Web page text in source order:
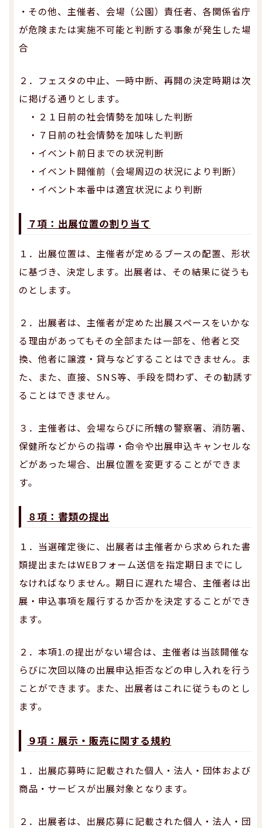
・その他、主催者、会場（公園）責任者、各関係省庁
が危険または実施不可能と判断する事象が発生した場
合
２．フェスタの中止、一時中断、再開の決定時期は次
に掲げる通りとします。
・２１日前の社会情勢を加味した判断
・７日前の社会情勢を加味した判断
・イベント前日までの状況判断
・イベント開催前（会場周辺の状況により判断）
・イベント本番中は適宜状況により判断
７項：出展位置の割り当て
１．出展位置は、主催者が定めるブースの配置、形状
に基づき、決定します。出展者は、その結果に従うも
のとします。
２．出展者は、主催者が定めた出展スペースをいかな
る理由があってもその全部または一部を、他者と交
換、他者に譲渡・貸与などすることはできません。ま
た、また、直接、SNS等、手段を問わず、その勧誘す
ることはできません。
３．主催者は、会場ならびに所轄の警察署、消防署、
保健所などからの指導・命令や出展申込キャンセルな
どがあった場合、出展位置を変更することができま
す。
８項：書類の提出
１．当選確定後に、出展者は主催者から求められた書
類提出またはWEBフォーム送信を指定期日までにし
なければなりません。期日に遅れた場合、主催者は出
展・申込事項を履行するか否かを決定することができ
ます。
２．本項1.の提出がない場合は、主催者は当該開催な
らびに次回以降の出展申込拒否などの申し入れを行う
ことができます。また、出展者はこれに従うものとし
ます。
９項：展示・販売に関する規約
１．出展応募時に記載された個人・法人・団体および
商品・サービスが出展対象となります。
２．出展者は、出展応募に記載された個人・法人・団